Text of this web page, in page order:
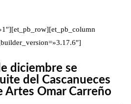
diciembre se
del Cascanueces
Artes Omar Carreño